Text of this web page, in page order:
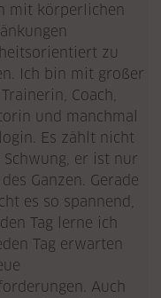
mit körperlichen
zu
Ich bin mit großer
Coach,
und manchmal
Es zählt nicht
Schwung, er ist nur
Ganzen. Gerade
es so spannend,
Tag lerne ich
Tag erwarten
Auch